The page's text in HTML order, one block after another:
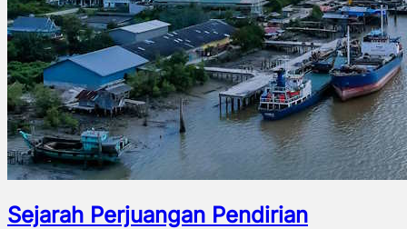
Sejarah Perjuangan Pendirian